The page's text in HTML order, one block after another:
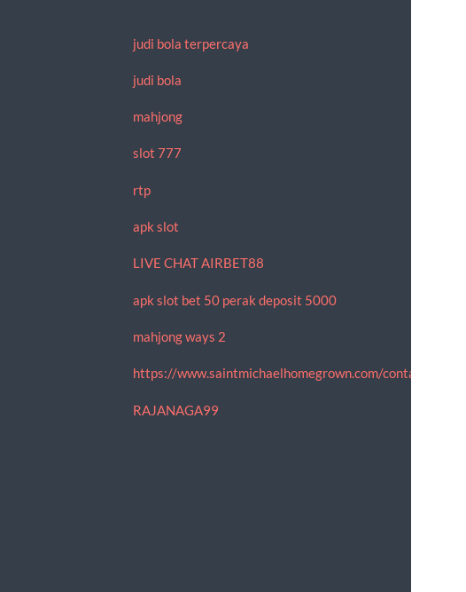
judi bola terpercaya
judi bola
mahjong
slot 777
rtp
apk slot
LIVE CHAT AIRBET88
apk slot bet 50 perak deposit 5000
mahjong ways 2
https://www.saintmichaelhomegrown.com/contact
RAJANAGA99